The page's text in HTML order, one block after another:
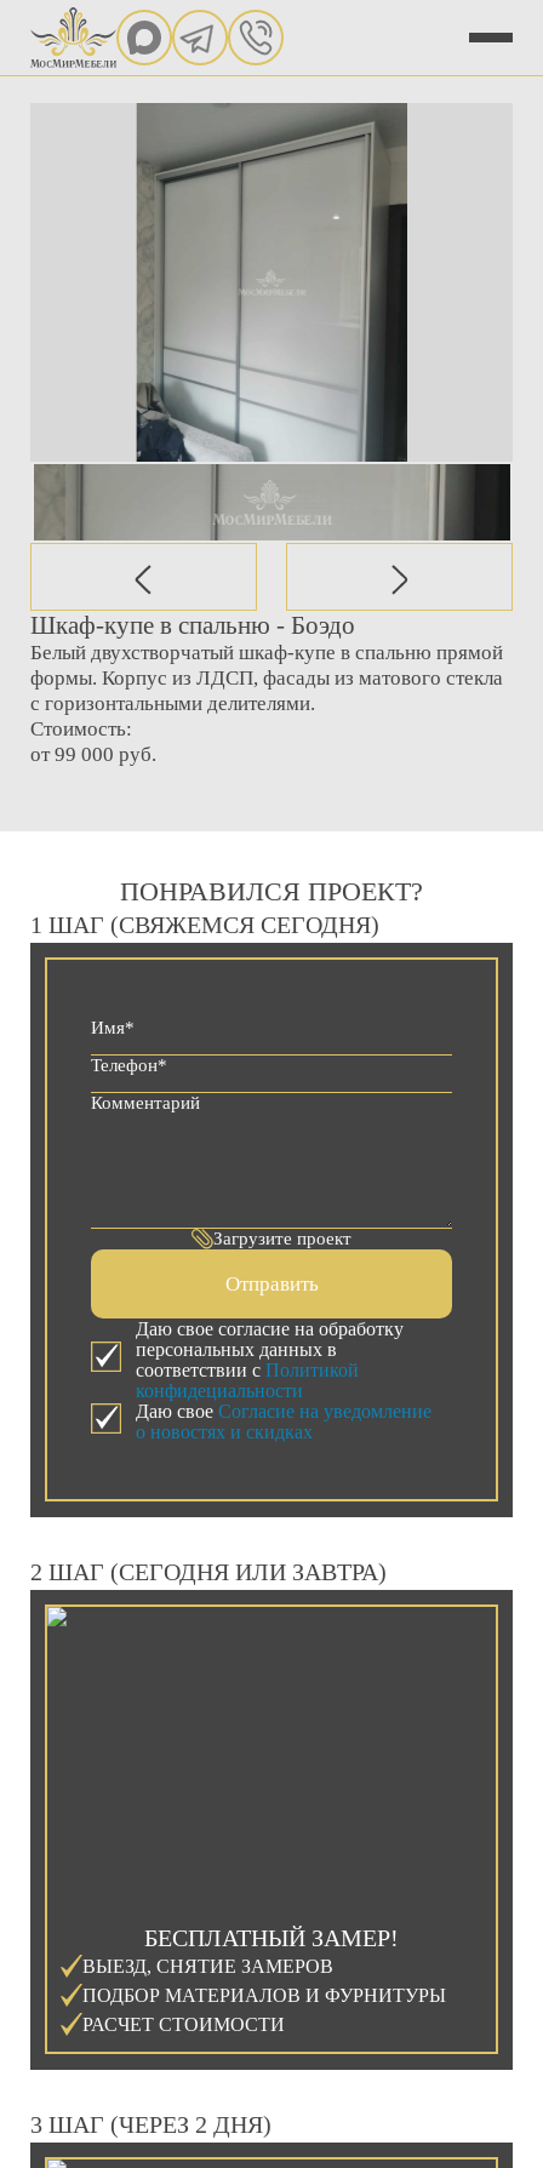
Шкаф-купе в спальню - Боэдо
Белый двухстворчатый шкаф-купе в спальню прямой
формы. Корпус из ЛДСП, фасады из матового стекла
с горизонтальными делителями.
Стоимость:
от 99 000 руб.
ПОНРАВИЛСЯ ПРОЕКТ?
1 ШАГ (СВЯЖЕМСЯ СЕГОДНЯ)
Загрузите проект
Отправить
Даю свое согласие на обработку
персональных данных в
соответствии с Политикой
конфидециальности
Даю свое Согласие на уведомление
о новостях и скидках
2 ШАГ (СЕГОДНЯ ИЛИ ЗАВТРА)
БЕСПЛАТНЫЙ ЗАМЕР!
ВЫЕЗД, СНЯТИЕ ЗАМЕРОВ
ПОДБОР МАТЕРИАЛОВ И ФУРНИТУРЫ
РАСЧЕТ СТОИМОСТИ
3 ШАГ (ЧЕРЕЗ 2 ДНЯ)